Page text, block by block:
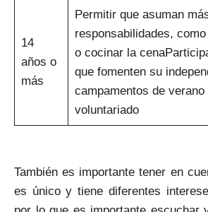
14
años o
más
Permitir que asuman
responsabilidades,
o cocinar la
que fomenten su
campamentos de
voluntariado
También es importante tener en
es único y tiene diferentes